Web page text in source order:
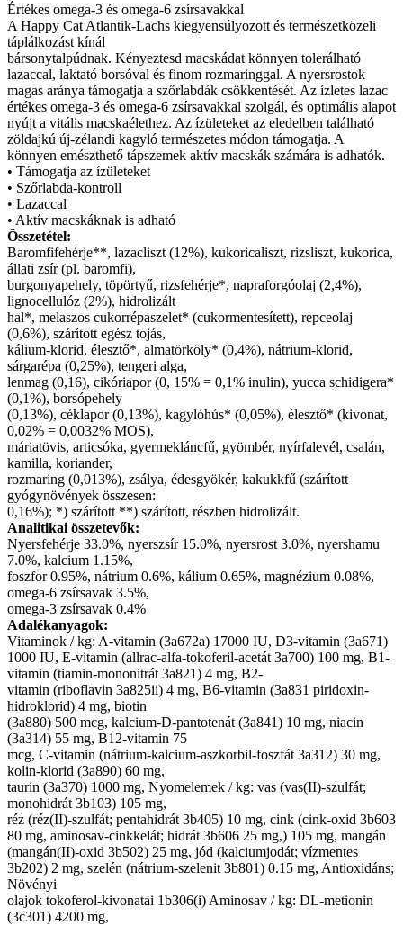
Értékes omega-3 és omega-6 zsírsavakkal
A Happy Cat Atlantik-Lachs kiegyensúlyozott és természetközeli
táplálkozást kínál
bársonytalpúdnak. Kényeztesd macskádat könnyen tolerálható
lazaccal, laktató borsóval és finom rozmaringgal. A nyersrostok
magas aránya támogatja a szőrlabdák csökkentését. Az ízletes lazac
értékes omega-3 és omega-6 zsírsavakkal szolgál, és optimális alapot
nyújt a vitális macskaélethez. Az ízületeket az eledelben található
zöldajkú új-zélandi kagyló természetes módon támogatja. A
könnyen emészthető tápszemek aktív macskák számára is adhatók.
• Támogatja az ízületeket
• Szőrlabda-kontroll
• Lazaccal
• Aktív macskáknak is adható
Összetétel:
Baromfifehérje**, lazacliszt (12%), kukoricaliszt, rizsliszt, kukorica,
állati zsír (pl. baromfi),
burgonyapehely, töpörtyű, rizsfehérje*, napraforgóolaj (2,4%),
lignocellulóz (2%), hidrolizált
hal*, melaszos cukorrépaszelet* (cukormentesített), repceolaj
(0,6%), szárított egész tojás,
kálium-klorid, élesztő*, almatörköly* (0,4%), nátrium-klorid,
sárgarépa (0,25%), tengeri alga,
lenmag (0,16), cikóriapor (0, 15% = 0,1% inulin), yucca schidigera*
(0,1%), borsópehely
(0,13%), céklapor (0,13%), kagylóhús* (0,05%), élesztő* (kivonat,
0,02% = 0,0032% MOS),
máriatövis, articsóka, gyermekláncfű, gyömbér, nyírfalevél, csalán,
kamilla, koriander,
rozmaring (0,013%), zsálya, édesgyökér, kakukkfű (szárított
gyógynövények összesen:
0,16%); *) szárított **) szárított, részben hidrolizált.
Analitikai összetevők:
Nyersfehérje 33.0%, nyerszsír 15.0%, nyersrost 3.0%, nyershamu
7.0%, kalcium 1.15%,
foszfor 0.95%, nátrium 0.6%, kálium 0.65%, magnézium 0.08%,
omega-6 zsírsavak 3.5%,
omega-3 zsírsavak 0.4%
Adalékanyagok:
Vitaminok / kg: A-vitamin (3a672a) 17000 IU, D3-vitamin (3a671)
1000 IU, E-vitamin (allrac-alfa-tokoferil-acetát 3a700) 100 mg, B1-
vitamin (tiamin-mononitrát 3a821) 4 mg, B2-
vitamin (riboflavin 3a825ii) 4 mg, B6-vitamin (3a831 piridoxin-
hidroklorid) 4 mg, biotin
(3a880) 500 mcg, kalcium-D-pantotenát (3a841) 10 mg, niacin
(3a314) 55 mg, B12-vitamin 75
mcg, C-vitamin (nátrium-kalcium-aszkorbil-foszfát 3a312) 30 mg,
kolin-klorid (3a890) 60 mg,
taurin (3a370) 1000 mg, Nyomelemek / kg: vas (vas(II)-szulfát;
monohidrát 3b103) 105 mg,
réz (réz(II)-szulfát; pentahidrát 3b405) 10 mg, cink (cink-oxid 3b603
80 mg, aminosav-cinkkelát; hidrát 3b606 25 mg,) 105 mg, mangán
(mangán(II)-oxid 3b502) 25 mg, jód (kalciumjodát; vízmentes
3b202) 2 mg, szelén (nátrium-szelenit 3b801) 0.15 mg, Antioxidáns;
Növényi
olajok tokoferol-kivonatai 1b306(i) Aminosav / kg: DL-metionin
(3c301) 4200 mg,